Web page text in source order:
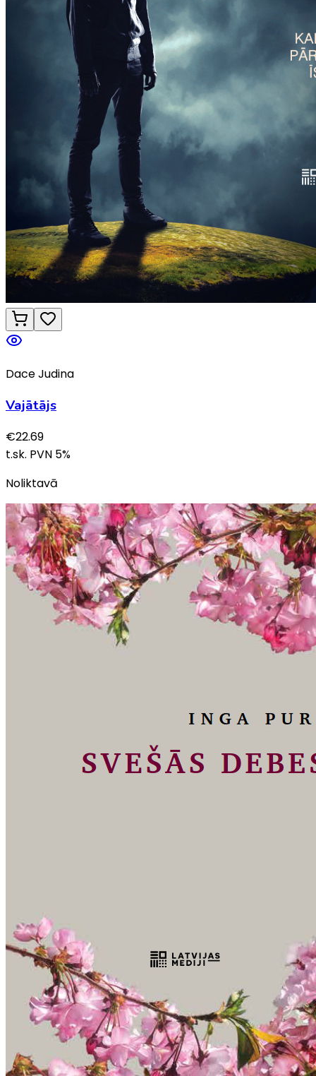
Dace Judina
Vajātājs
€22.69
t.sk. PVN 5%
Noliktavā